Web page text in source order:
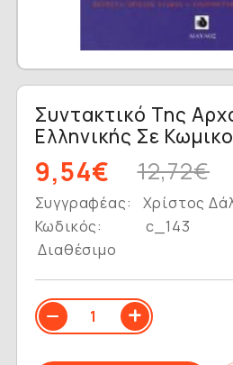
Συντακτικό Της
Ελληνικής Σε
9,54€ 12,72€
Συγγραφέας:
Χρίστος
Κωδικός:
c_143
Διαθέσιμο